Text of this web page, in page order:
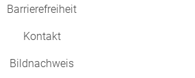
Barrierefreiheit
Kontakt
Bildnachweis